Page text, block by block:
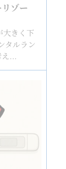
ゾー
大きく下
タルラン
...